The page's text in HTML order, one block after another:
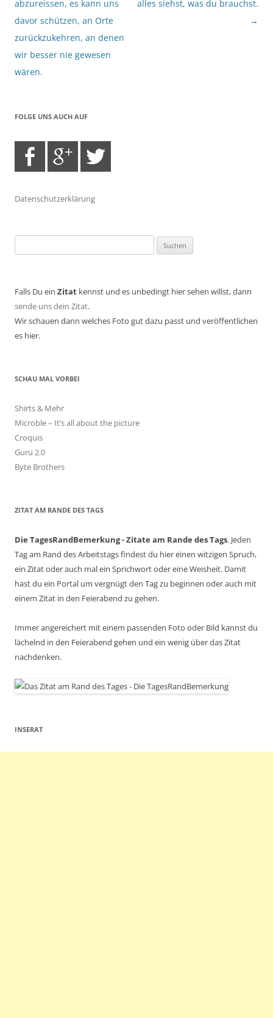
abzureissen, es kann uns
davor schützen, an Orte
zurückzukehren, an denen
wir besser nie gewesen
wären.
alles siehst, was du brauchst.
→
FOLGE UNS AUCH AUF
Datenschutzerklärung
nach:
Falls Du ein Zitat kennst und es unbedingt hier sehen willst, dann
sende uns dein Zitat.
Wir schauen dann welches Foto gut dazu passt und veröffentlichen
es hier.
SCHAU MAL VORBEI
Shirts & Mehr
Microble – It’s all about the picture
Croquis
Guru 2.0
Byte Brothers
ZITAT AM RANDE DES TAGS
Die TagesRandBemerkung - Zitate am Rande des Tags. Jeden
Tag am Rand des Arbeitstags findest du hier einen witzigen Spruch,
ein Zitat oder auch mal ein Sprichwort oder eine Weisheit. Damit
hast du ein Portal um vergnügt den Tag zu beginnen oder auch mit
einem Zitat in den Feierabend zu gehen.
Immer angereichert mit einem passenden Foto oder Bild kannst du
lächelnd in den Feierabend gehen und ein wenig über das Zitat
nachdenken.
INSERAT